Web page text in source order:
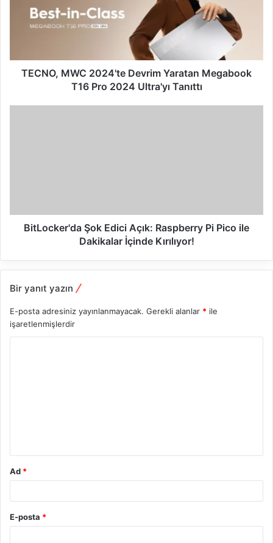
i
TECNO, MWC 2024'te Devrim Yaratan Megabook
T16 Pro 2024 Ultra'yı Tanıttı
BitLocker'da Şok Edici Açık: Raspberry Pi Pico ile
Dakikalar İçinde Kırılıyor!
Bir yanıt yazın
E-posta adresiniz yayınlanmayacak. Gerekli alanlar * ile
işaretlenmişlerdir
Ad *
E-posta *